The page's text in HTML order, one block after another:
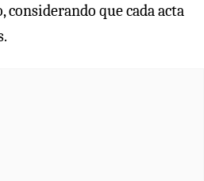
considerando que cada acta